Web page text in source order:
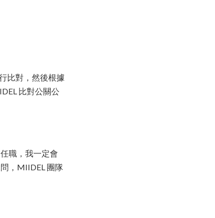
比對，然後根據
比對公關公
職，我一定會
，MIIDEL 團隊